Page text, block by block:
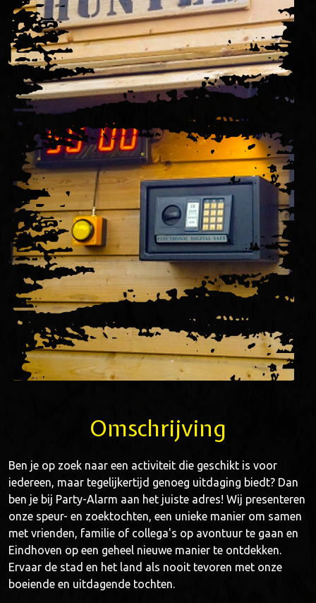
Omschrijving
Ben je op zoek naar een activiteit die geschikt is voor
iedereen, maar tegelijkertijd genoeg uitdaging biedt? Dan
ben je bij Party-Alarm aan het juiste adres! Wij presenteren
onze speur- en zoektochten, een unieke manier om samen
met vrienden, familie of collega's op avontuur te gaan en
Eindhoven op een geheel nieuwe manier te ontdekken.
Ervaar de stad en het land als nooit tevoren met onze
boeiende en uitdagende tochten.